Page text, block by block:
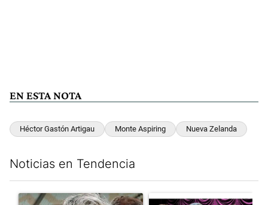
EN ESTA NOTA
Héctor Gastón Artigau Monte Aspiring Nueva Zelanda
Noticias en Tendencia
Un artículo de tendencia con el título "Murió Jorge Messi, el
Un artículo de tendencia con